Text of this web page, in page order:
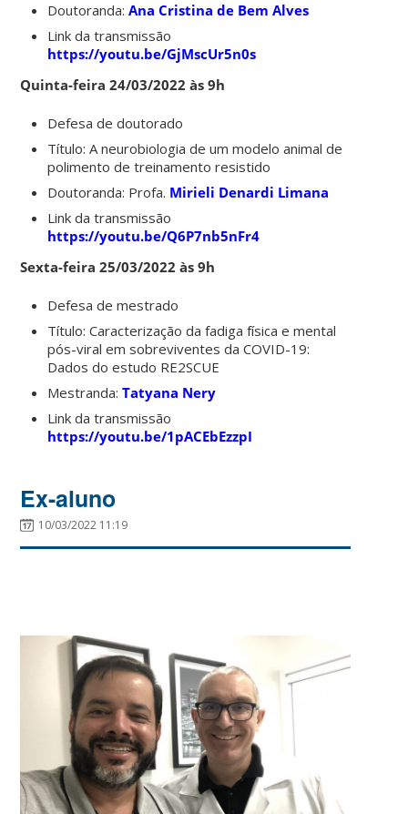
Doutoranda:Ana Cristina de Bem Alves
Link da transmissão
https://youtu.be/GjMscUr5n0s
Quinta-feira 24/03/2022 às 9h
Defesa de doutorado
Título: A neurobiologia de um modelo animal de
polimento de treinamento resistido
Doutoranda: Profa. Mirieli Denardi Limana
Link da transmissão
https://youtu.be/Q6P7nb5nFr4
Sexta-feira 25/03/2022 às 9h
Defesa de mestrado
Título: Caracterização da fadiga física e mental
pós-viral em sobreviventes da COVID-19:
Dados do estudo RE2SCUE
Mestranda:Tatyana Nery
Link da transmissão
https://youtu.be/1pACEbEzzpI
Ex-aluno
10/03/2022 11:19